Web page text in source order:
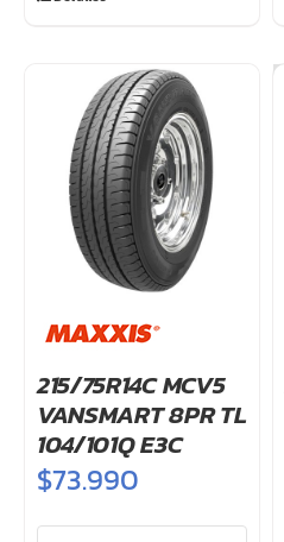
215/75R14C MCV5
VANSMART 8PR TL
104/101Q E3C
$73.990